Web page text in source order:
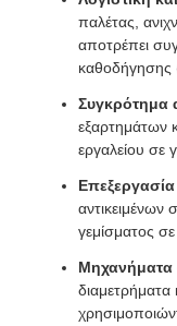
παλέτας,
αποτρέπει
καθοδήγησης
Συγκρότημα
εξαρτημάτων
εργαλείου σε
Επεξεργασία
αντικειμένων
γεμίσματος
Μηχανήματα